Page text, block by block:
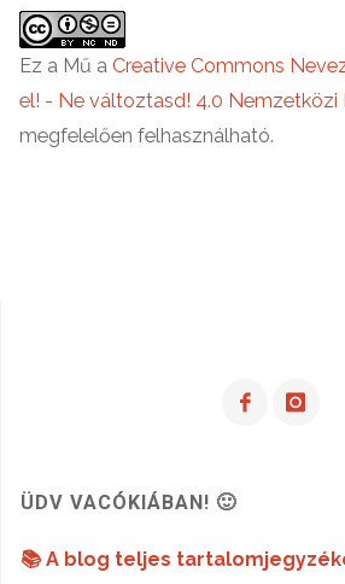
Ez a Mű a Creative Commons
el! - Ne változtasd! 4.0 Nemzetközi
megfelelően felhasználható.
ÜDV VACÓKIÁBAN! 🙂
📚 A blog teljes